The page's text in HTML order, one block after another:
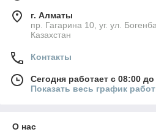
г. Алматы
пр. Гагарина 10, уг. ул.
Казахстан
Контакты
Сегодня работает с 08:00
Показать весь график
О нас